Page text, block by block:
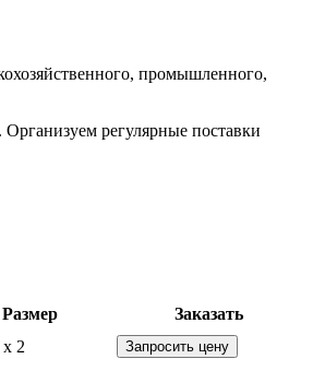
промышленного,
регулярные поставки
Размер
Заказать
2 Запросить цену